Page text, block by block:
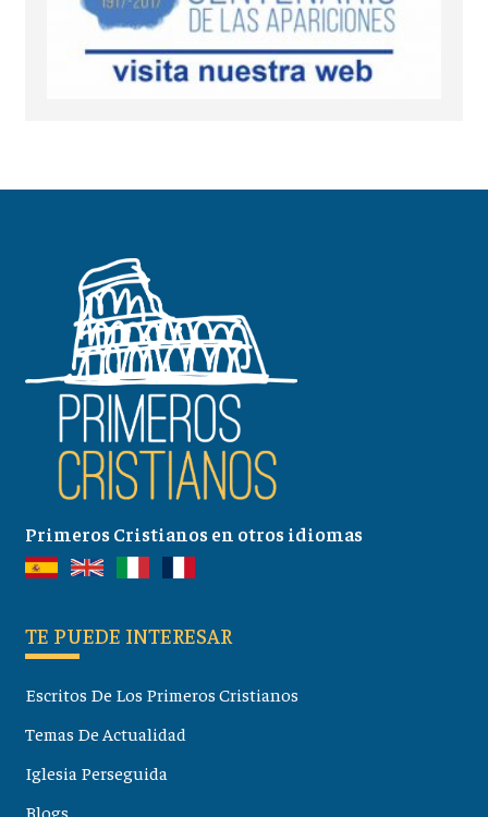
Primeros Cristianos en otros idiomas
TE PUEDE INTERESAR
Escritos De Los Primeros Cristianos
Temas De Actualidad
Iglesia Perseguida
Blogs